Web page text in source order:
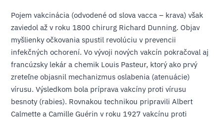
Pojem vakcinácia (odvodené od slova vacca – krava) však
zaviedol až v roku 1800 chirurg Richard Dunning. Objav
myšlienky očkovania spustil revolúciu v prevencii
infekčných ochorení. Vo vývoji nových vakcín pokračoval aj
francúzsky lekár a chemik Louis Pasteur, ktorý ako prvý
zreteľne objasnil mechanizmus oslabenia (atenuácie)
vírusu. Výsledkom bola príprava vakcíny proti vírusu
besnoty (rabies). Rovnakou technikou pripravili Albert
Calmette a Camille Guérin v roku 1927 vakcínu proti